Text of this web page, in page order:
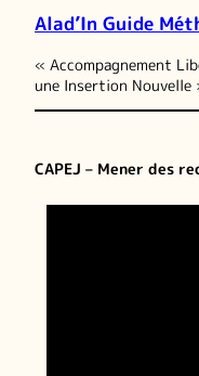
Alad’In Guide
« Accompagnement
une Insertion Nouvelle
CAPEJ – Mener des